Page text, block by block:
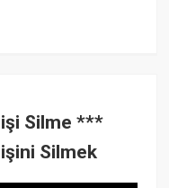
Silme ***
Silmek